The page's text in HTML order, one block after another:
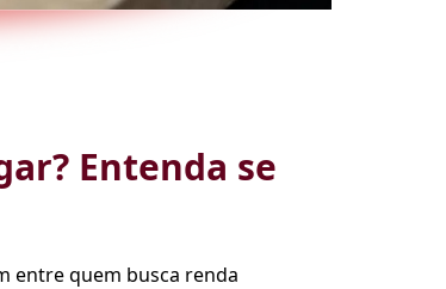
Entenda se
entre quem busca renda